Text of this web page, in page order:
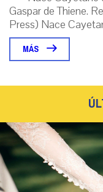
Gaspar de Thiene.
Press) Nace
MÁS